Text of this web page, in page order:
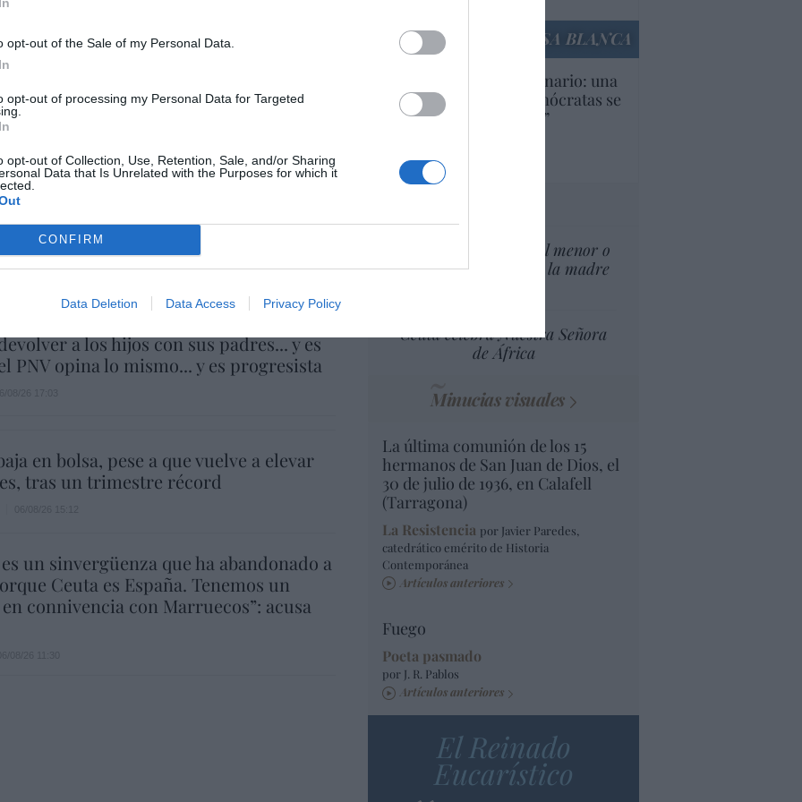
opt-out of the Sale of my Personal Data.
opt-out of processing my Personal Data for Targeted
opt-out of Collection, Use, Retention, Sale, and/or Sharing
Data that Is Unrelated with the Purposes for which it
CONFIRM
Data Deletion Data Access Privacy Policy
el penúltimo fiasco del Gobierno
se conforma con ser la número dos
06/08/26 12:41
De la Espriella toma posesión como
entre amenazas terroristas del ELN y el
la Izquierda
a los hijos con sus padres... y es
PNV opina lo mismo... y es progresista
en bolsa, pese a que vuelve a elevar
tras un trimestre récord
un sinvergüenza que ha abandonado a
Ceuta es España. Tenemos un
connivencia con Marruecos”: acusa
LA CASA BLANCA
EEUU. Inquietante escenario: una
tercera parte de los demócratas se
define como “socialista”
Artículos anteriores
¿El Superior interés el menor o
el superior interés de la madre
Ceuta celebra Nuestra Señora
de África
Minucias visuales
La última comunión de los 15
hermanos de San Juan de Dios, el
30 de julio de 1936, en Calafell
(Tarragona)
La Resistencia por Javier Paredes,
catedrático emérito de Historia
Contemporánea
Artículos anteriores
Fuego
Poeta pasmado
por J. R. Pablos
Artículos anteriores
El Reinado
Eucarístico